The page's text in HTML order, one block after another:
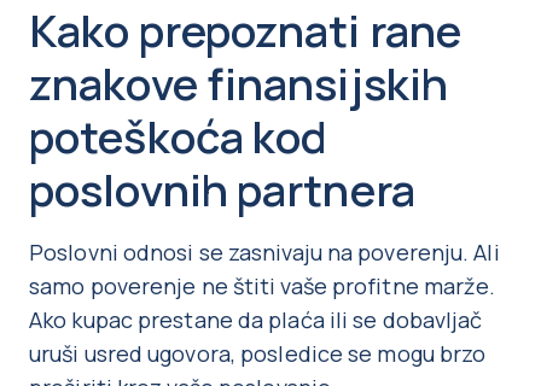
Kako prepoznati rane
znakove finansijskih
poteškoća kod
poslovnih partnera
Poslovni odnosi se zasnivaju na poverenju. Ali
samo poverenje ne štiti vaše profitne marže.
Ako kupac prestane da plaća ili se dobavljač
uruši usred ugovora, posledice se mogu brzo